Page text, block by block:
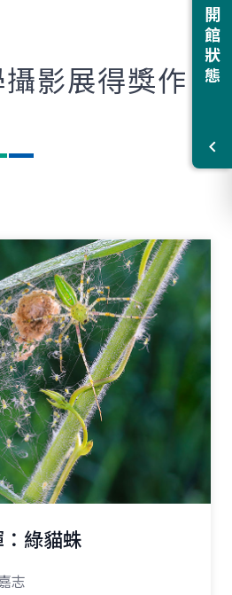
開館狀態
影展得獎作
綠貓蛛
志